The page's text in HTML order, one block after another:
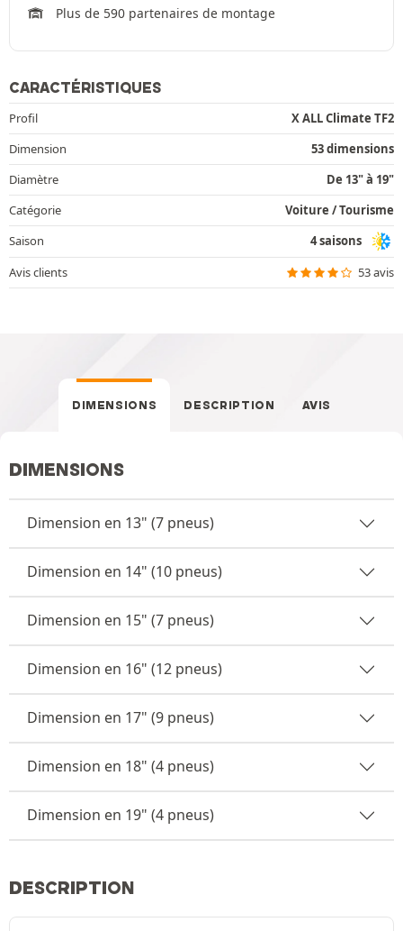
Plus de 590 partenaires de montage
CARACTÉRISTIQUES
Profil
X ALL Climate TF2
Dimension
53 dimensions
Diamètre
De 13" à 19"
Catégorie
Voiture / Tourisme
Saison
4 saisons
Avis clients
53 avis
DIMENSIONS DESCRIPTION AVIS
DIMENSIONS
Dimension en 13" (7 pneus)
Dimension en 14" (10 pneus)
Dimension en 15" (7 pneus)
Dimension en 16" (12 pneus)
Dimension en 17" (9 pneus)
Dimension en 18" (4 pneus)
Dimension en 19" (4 pneus)
DESCRIPTION